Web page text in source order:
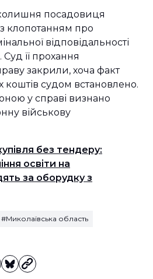
посадовиця
клопотанням про
відповідальності
її прохання
закрили, хоча факт
судом встановлено.
у справі визнано
військову
без тендеру:
освіти на
за оборудку з
#Миколаївська область